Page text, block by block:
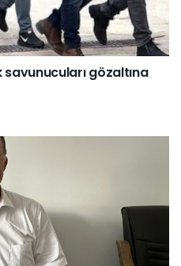
gözaltına